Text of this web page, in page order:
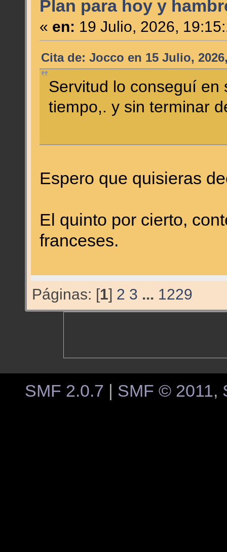
Plan para hoy y
« en: 19 Julio, 2026,
Cita de: Jocco en 15 Julio,
Servitud lo conseguí en
tiempo,. y sin terminar
Espero que quisieras
El quinto por cierto,
franceses.
Páginas: [1] 2 3 ... 1229
SMF 2.0.7 SMF © 2011,